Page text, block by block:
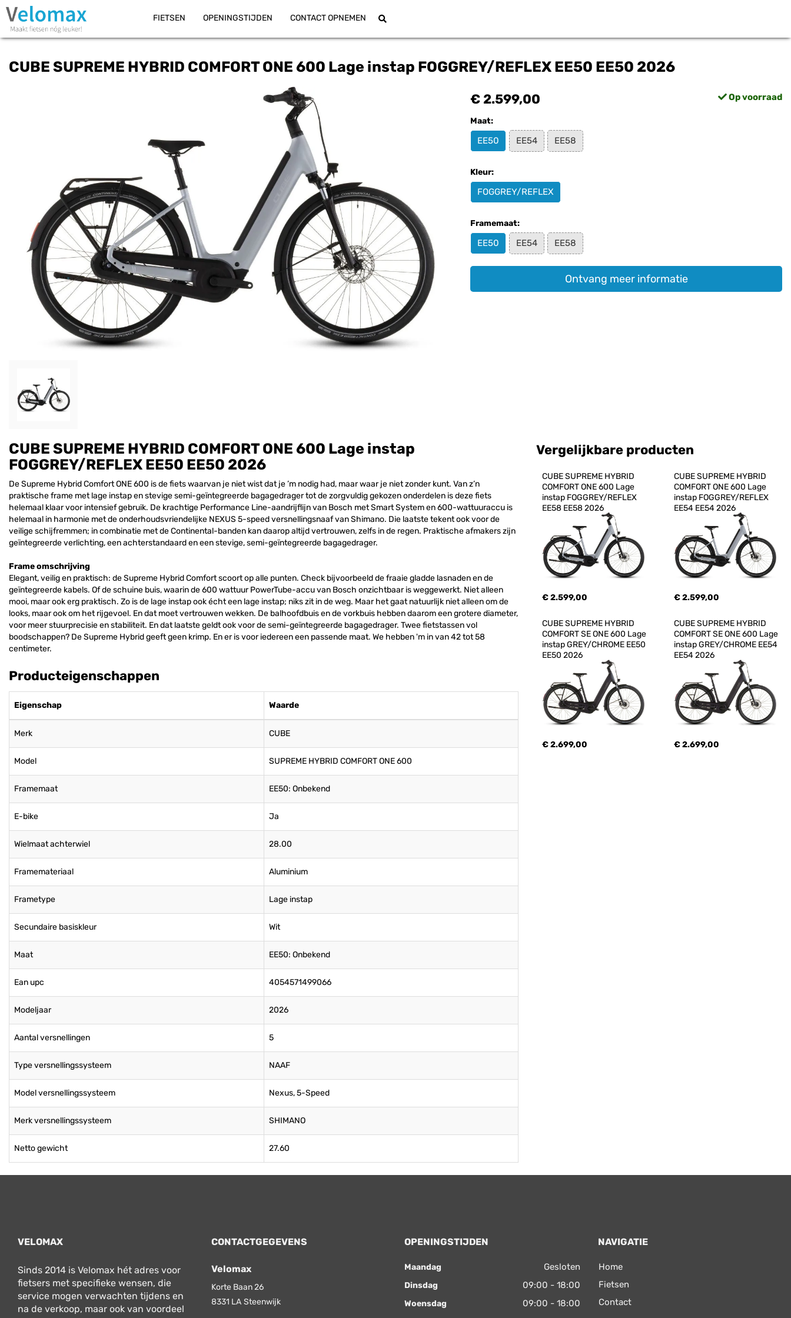
FIETSEN OPENINGSTIJDEN CONTACT OPNEMEN
CUBE SUPREME HYBRID COMFORT ONE 600 Lage instap FOGGREY/REFLEX EE50 EE50 2026
€ 2.599,00 Op voorraad
Maat:
EE50 EE54 EE58
Kleur:
FOGGREY/REFLEX
Framemaat:
EE50 EE54 EE58
Ontvang meer informatie
CUBE SUPREME HYBRID COMFORT ONE 600 Lage instap
FOGGREY/REFLEX EE50 EE50 2026
De Supreme Hybrid Comfort ONE 600 is de fiets waarvan je niet wist dat je ’m nodig had, maar waar je niet zonder kunt. Van z’n
praktische frame met lage instap en stevige semi-geïntegreerde bagagedrager tot de zorgvuldig gekozen onderdelen is deze fiets
helemaal klaar voor intensief gebruik. De krachtige Performance Line-aandrijflijn van Bosch met Smart System en 600-wattuuraccu is
helemaal in harmonie met de onderhoudsvriendelijke NEXUS 5-speed versnellingsnaaf van Shimano. Die laatste tekent ook voor de
veilige schijfremmen; in combinatie met de Continental-banden kan daarop altijd vertrouwen, zelfs in de regen. Praktische afmakers zijn
geïntegreerde verlichting, een achterstandaard en een stevige, semi-geïntegreerde bagagedrager.
Frame omschrijving
Elegant, veilig en praktisch: de Supreme Hybrid Comfort scoort op alle punten. Check bijvoorbeeld de fraaie gladde lasnaden en de
geïntegreerde kabels. Of de schuine buis, waarin de 600 wattuur PowerTube-accu van Bosch onzichtbaar is weggewerkt. Niet alleen
mooi, maar ook erg praktisch. Zo is de lage instap ook écht een lage instap; niks zit in de weg. Maar het gaat natuurlijk niet alleen om de
looks, maar ook om het rijgevoel. En dat moet vertrouwen wekken. De balhoofdbuis en de vorkbuis hebben daarom een grotere diameter,
voor meer stuurprecisie en stabiliteit. En dat laatste geldt ook voor de semi-geïntegreerde bagagedrager. Twee fietstassen vol
boodschappen? De Supreme Hybrid geeft geen krimp. En er is voor iedereen een passende maat. We hebben 'm in van 42 tot 58
centimeter.
Producteigenschappen
Eigenschap Waarde
Merk CUBE
Model SUPREME HYBRID COMFORT ONE 600
Framemaat EE50: Onbekend
E-bike Ja
Wielmaat achterwiel 28.00
Framemateriaal Aluminium
Frametype Lage instap
Secundaire basiskleur Wit
Maat EE50: Onbekend
Ean upc 4054571499066
Modeljaar 2026
Aantal versnellingen 5
Type versnellingssysteem NAAF
Model versnellingssysteem Nexus, 5-Speed
Merk versnellingssysteem SHIMANO
Netto gewicht 27.60
Vergelijkbare producten
CUBE SUPREME HYBRID
COMFORT ONE 600 Lage
instap FOGGREY/REFLEX
EE58 EE58 2026
€ 2.599,00
CUBE SUPREME HYBRID
COMFORT ONE 600 Lage
instap FOGGREY/REFLEX
EE54 EE54 2026
€ 2.599,00
CUBE SUPREME HYBRID
COMFORT SE ONE 600 Lage
instap GREY/CHROME EE50
EE50 2026
€ 2.699,00
CUBE SUPREME HYBRID
COMFORT SE ONE 600 Lage
instap GREY/CHROME EE54
EE54 2026
€ 2.699,00
VELOMAX
Sinds 2014 is Velomax hét adres voor
fietsers met specifieke wensen, die
service mogen verwachten tijdens en
na de verkoop, maar ook van voordeel
CONTACTGEGEVENS
Velomax
Korte Baan 26
8331 LA Steenwijk
OPENINGSTIJDEN
Maandag Gesloten
Dinsdag 09:00 - 18:00
Woensdag 09:00 - 18:00
NAVIGATIE
Home
Fietsen
Contact